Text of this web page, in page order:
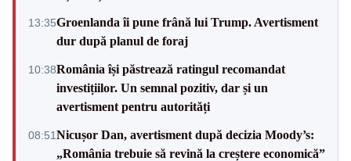
13:35Groenlanda îi pune frână lui Trump. Avertisment
dur după planul de foraj
10:38România își păstrează ratingul recomandat
investițiilor. Un semnal pozitiv, dar și un
avertisment pentru autorități
08:51Nicușor Dan, avertisment după decizia Moody’s:
„România trebuie să revină la creștere economică”